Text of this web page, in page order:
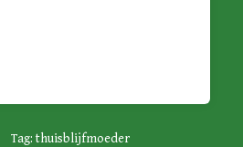
Tag: thuisblijfmoeder